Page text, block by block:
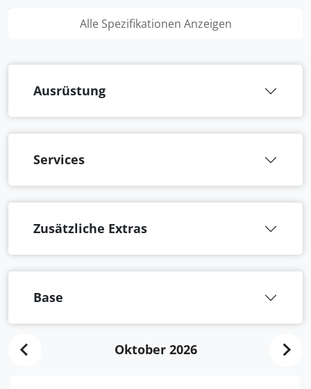
Alle Spezifikationen Anzeigen
Ausrüstung
Services
Zusätzliche Extras
Base
Oktober 2026